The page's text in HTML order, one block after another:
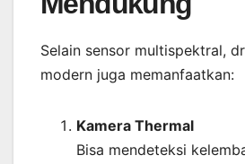
Selain sensor multispektral,
modern juga memanfaatkan:
Kamera Thermal
Bisa mendeteksi